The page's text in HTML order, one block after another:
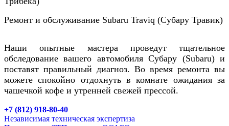
Ремонт и обслуживание Subaru Traviq (Субару Травик)
Наши опытные мастера проведут тщательное
обследование вашего автомобиля Субару (Subaru) и
поставят правильный диагноз. Во время ремонта вы
можете спокойно отдохнуть в комнате ожидания за
чашечкой кофе и утренней свежей прессой.
+7 (812) 918-80-40
Независимая техническая экспертиза